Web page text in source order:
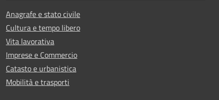
Anagrafe e stato civile
Cultura e tempo libero
Vita lavorativa
Imprese e Commercio
Catasto e urbanistica
Mobilità e trasporti